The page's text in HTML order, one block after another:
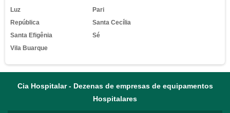
Luz
Pari
República
Santa Cecília
Santa Efigênia
Sé
Vila Buarque
Cia Hospitalar - Dezenas de empresas de equipamentos
Hospitalares